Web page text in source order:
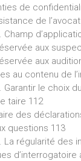
de
de
aux
aux
au contenu de
Garantir le choix
taire 112
des
questions 113
La régularité des
d’interrogatoire